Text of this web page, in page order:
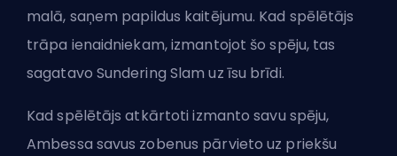
malā, saņem papildus kaitējumu. Kad spēlētājs
trāpa ienaidniekam, izmantojot šo spēju, tas
sagatavo Sundering Slam uz īsu brīdi.
Kad spēlētājs atkārtoti izmanto savu spēju,
Ambessa savus zobenus pārvieto uz priekšu